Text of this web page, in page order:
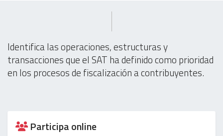
Identifica las operaciones, estructuras y
transacciones que el SAT ha definido como prioridad
en los procesos de fiscalización a contribuyentes.
Participa online